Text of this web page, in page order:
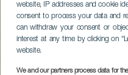
website, IP addresses and cookie
consent to process your data and
can withdraw your consent or
interest at any time by clicking on
website.
We and our partners process data for